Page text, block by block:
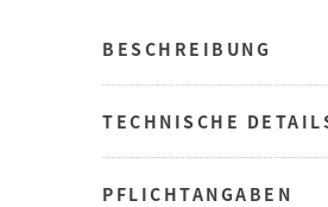
BESCHREIBUNG
TECHNISCHE
PFLICHTANGABEN